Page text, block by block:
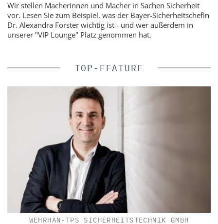
Wir stellen Macherinnen und Macher in Sachen Sicherheit
vor. Lesen Sie zum Beispiel, was der Bayer-Sicherheitschefin
Dr. Alexandra Forster wichtig ist - und wer außerdem in
unserer "VIP Lounge" Platz genommen hat.
TOP-FEATURE
WEHRHAN-TPS SICHERHEITSTECHNIK GMBH